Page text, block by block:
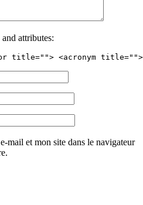
and attributes:
title=""> <acronym title="">
mail et mon site dans le navigateur